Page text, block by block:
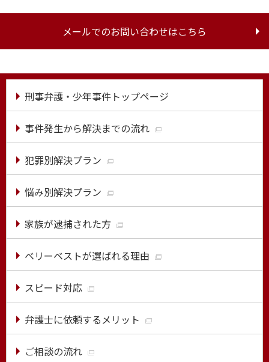
メールでのお問い合わせはこちら
刑事弁護・少年事件トップページ
事件発生から解決までの流れ
犯罪別解決プラン
悩み別解決プラン
家族が逮捕された方
ベリーベストが選ばれる理由
スピード対応
弁護士に依頼するメリット
ご相談の流れ